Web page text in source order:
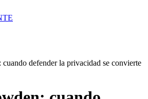
defender la privacidad se convierte